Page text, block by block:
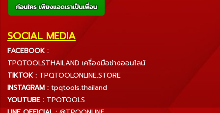
SOCIAL MEDIA
FACEBOOK :
TPQTOOLSTHAILAND เครื่องมือช่างออนไลน์
TIKTOK : TPQTOOLONLINE.STORE
INSTAGRAM : tpqtools.thailand
YOUTUBE : TPQTOOLS